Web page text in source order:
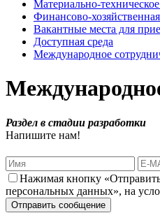
Материально-
Финансово-
Вакантные места для
Доступная среда
Международное
Раздел в стадии разработки
Напишите нам!
Нажимая кнопку
персональных данных», на